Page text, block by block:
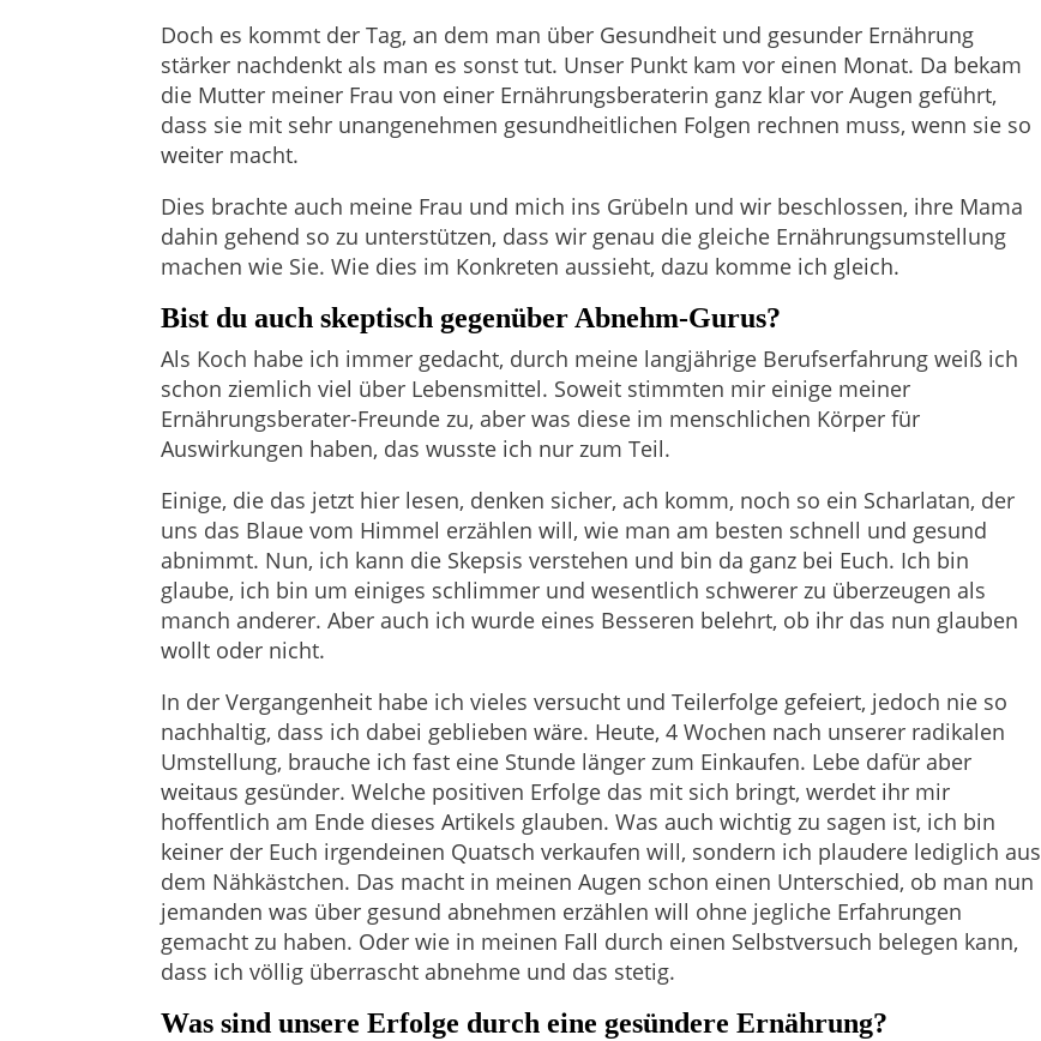
Doch es kommt der Tag, an dem man über Gesundheit und gesunder Ernährung
stärker nachdenkt als man es sonst tut. Unser Punkt kam vor einen Monat. Da bekam
die Mutter meiner Frau von einer Ernährungsberaterin ganz klar vor Augen geführt,
dass sie mit sehr unangenehmen gesundheitlichen Folgen rechnen muss, wenn sie so
weiter macht.
Dies brachte auch meine Frau und mich ins Grübeln und wir beschlossen, ihre Mama
dahin gehend so zu unterstützen, dass wir genau die gleiche Ernährungsumstellung
machen wie Sie. Wie dies im Konkreten aussieht, dazu komme ich gleich.
Bist du auch skeptisch gegenüber Abnehm-Gurus?
Als Koch habe ich immer gedacht, durch meine langjährige Berufserfahrung weiß ich
schon ziemlich viel über Lebensmittel. Soweit stimmten mir einige meiner
Ernährungsberater-Freunde zu, aber was diese im menschlichen Körper für
Auswirkungen haben, das wusste ich nur zum Teil.
Einige, die das jetzt hier lesen, denken sicher, ach komm, noch so ein Scharlatan, der
uns das Blaue vom Himmel erzählen will, wie man am besten schnell und gesund
abnimmt. Nun, ich kann die Skepsis verstehen und bin da ganz bei Euch. Ich bin
glaube, ich bin um einiges schlimmer und wesentlich schwerer zu überzeugen als
manch anderer. Aber auch ich wurde eines Besseren belehrt, ob ihr das nun glauben
wollt oder nicht.
In der Vergangenheit habe ich vieles versucht und Teilerfolge gefeiert, jedoch nie so
nachhaltig, dass ich dabei geblieben wäre. Heute, 4 Wochen nach unserer radikalen
Umstellung, brauche ich fast eine Stunde länger zum Einkaufen. Lebe dafür aber
weitaus gesünder. Welche positiven Erfolge das mit sich bringt, werdet ihr mir
hoffentlich am Ende dieses Artikels glauben. Was auch wichtig zu sagen ist, ich bin
keiner der Euch irgendeinen Quatsch verkaufen will, sondern ich plaudere lediglich aus
dem Nähkästchen. Das macht in meinen Augen schon einen Unterschied, ob man nun
jemanden was über gesund abnehmen erzählen will ohne jegliche Erfahrungen
gemacht zu haben. Oder wie in meinen Fall durch einen Selbstversuch belegen kann,
dass ich völlig überrascht abnehme und das stetig.
Was sind unsere Erfolge durch eine gesündere Ernährung?